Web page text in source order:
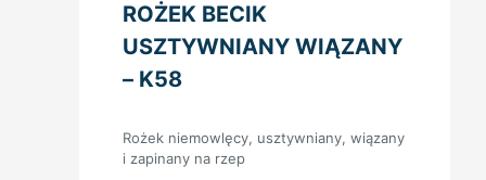
ROŻEK BECIK
USZTYWNIANY WIĄZANY
– K58
Rożek niemowlęcy, usztywniany, wiązany
i zapinany na rzep